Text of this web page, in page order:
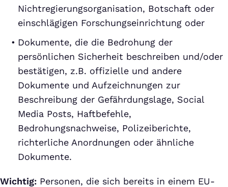
Nichtregierungsorganisation, Botschaft oder
einschlägigen Forschungseinrichtung oder
Dokumente, die die Bedrohung der
persönlichen Sicherheit beschreiben und/oder
bestätigen, z.B. offizielle und andere
Dokumente und Aufzeichnungen zur
Beschreibung der Gefährdungslage, Social
Media Posts, Haftbefehle,
Bedrohungsnachweise, Polizeiberichte,
richterliche Anordnungen oder ähnliche
Dokumente.
Wichtig: Personen, die sich bereits in einem EU-